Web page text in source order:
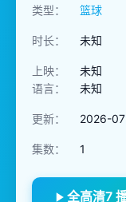
类型：
篮球
时长： 未知
上映：
未知
语言：
未知
更新： 2026-
集数： 1
全高清7